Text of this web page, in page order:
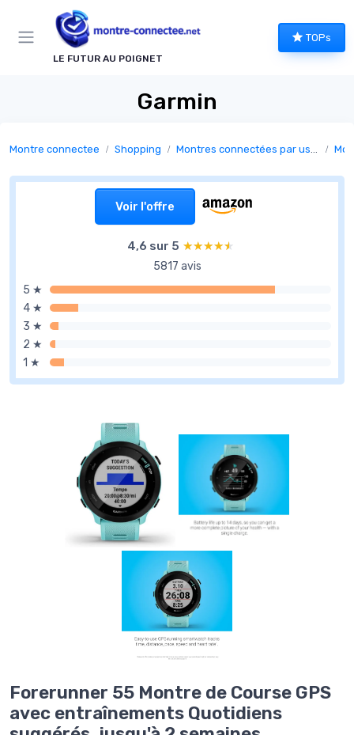
LE FUTUR AU POIGNET
TOPs
Garmin
Montre connectee Shopping Montres connectées par usage
Voir l'offre
4,6 sur 5 ★★★★★
★★★★★
5817 avis
5 ★
4 ★
3 ★
2 ★
1 ★
Forerunner 55 Montre de Course GPS
avec entraînements Quotidiens
Panneau de gestion des cookies